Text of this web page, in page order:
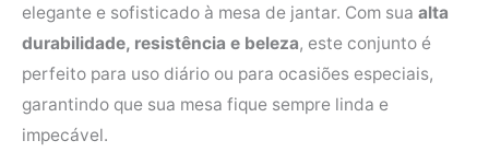
elegante e sofisticado à mesa de jantar. Com sua alta
durabilidade, resistência e beleza, este conjunto é
perfeito para uso diário ou para ocasiões especiais,
garantindo que sua mesa fique sempre linda e
impecável.